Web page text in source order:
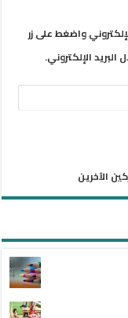
واضغط على زر
الإلكتروني.